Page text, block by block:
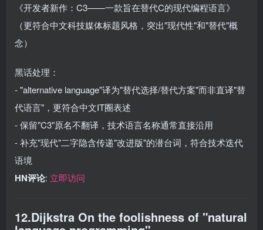
《开发者新作：C3——一款旨在替代C的现代编程语言》
（更符合中文科技媒体标题风格，突出"现代性"和"替代"概
念）
黑话处理：
- "alternative language"译为"替代选择/替代方案"而非直译"替
代语言"，更符合中文IT圈表述
- 保留"C3"原名不翻译，技术语言名称通常直接沿用
- 补充"现代"二字隐含传递"改进版"的潜台词，符合技术迭代
语境
HN评论: 立即访问
12.Dijkstra On the foolishness of "natural